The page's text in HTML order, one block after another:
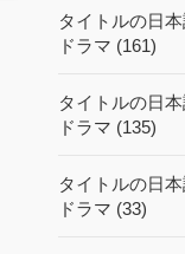
タイトルの日
ドラマ (161)
タイトルの日
ドラマ (135)
タイトルの日
ドラマ (33)